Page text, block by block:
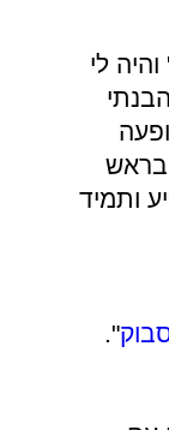
לי
בראש
ותמיד
".